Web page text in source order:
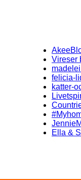
Vireser
felicia-
katter-
Ella &